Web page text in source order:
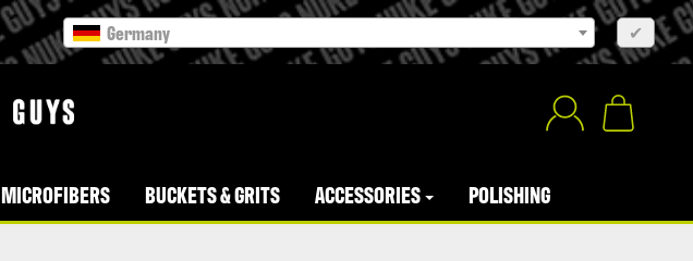
Germany ✔
MICROFIBERS BUCKETS & GRITS ACCESSORIES POLISHING